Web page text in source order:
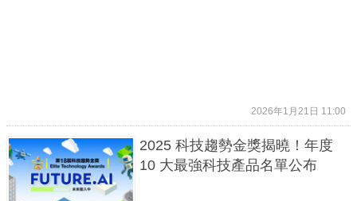
2026年1月21日 11:00
2025 科技趨勢金獎揭曉！年度
10 大最強科技產品名單公布